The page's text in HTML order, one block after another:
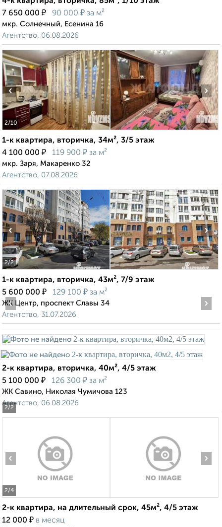
7 650 000 ₽ 90 000 ₽ за м²
мкр. Солнечный, Есенина 16
Агентство, 06.08.2026
2/10
‹ ›
1-к квартира, вторичка, 34м², 3/5 этаж
4 100 000 ₽ 119 900 ₽ за м²
мкр. Заря, Макаренко 32
Агентство, 07.08.2026
2/2
‹ ›
1-к квартира, вторичка, 43м², 7/9 этаж
5 600 000 ₽ 129 100 ₽ за м²
ЖК Центр, проспект Славы 34
Агентство, 31.07.2026
2/2
‹ ›
2-к квартира, вторичка, 40м², 4/5 этаж
5 100 000 ₽ 126 300 ₽ за м²
ЖК Савино, Николая Чумичова 123
Агентство, 06.08.2026
2/4
‹ ›
2-к квартира, на длительный срок, 45м², 4/5 этаж
12 000 ₽ в месяц